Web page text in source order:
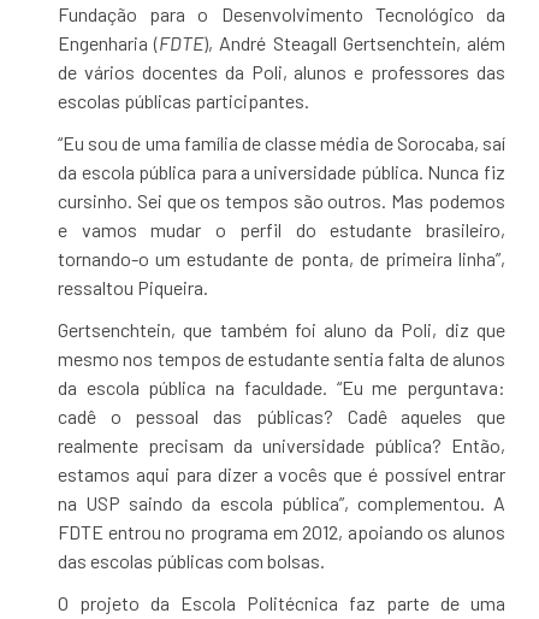
Fundação para o Desenvolvimento Tecnológico da
Engenharia (FDTE), André Steagall Gertsenchtein, além
de vários docentes da Poli, alunos e professores das
escolas públicas participantes.
“Eu sou de uma família de classe média de Sorocaba, saí
da escola pública para a universidade pública. Nunca fiz
cursinho. Sei que os tempos são outros. Mas podemos
e vamos mudar o perfil do estudante brasileiro,
tornando-o um estudante de ponta, de primeira linha”,
ressaltou Piqueira.
Gertsenchtein, que também foi aluno da Poli, diz que
mesmo nos tempos de estudante sentia falta de alunos
da escola pública na faculdade. “Eu me perguntava:
cadê o pessoal das públicas? Cadê aqueles que
realmente precisam da universidade pública? Então,
estamos aqui para dizer a vocês que é possível entrar
na USP saindo da escola pública”, complementou. A
FDTE entrou no programa em 2012, apoiando os alunos
das escolas públicas com bolsas.
O projeto da Escola Politécnica faz parte de uma